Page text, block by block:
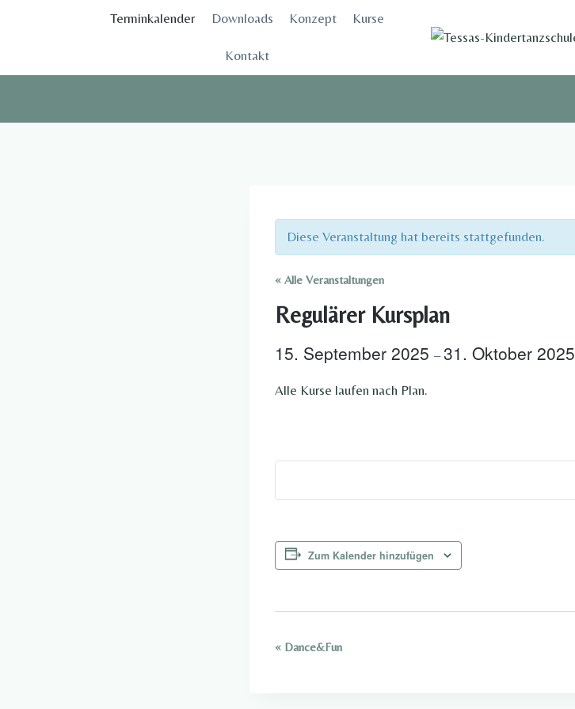
Terminkalender Downloads Konzept Kurse
Kontakt
Diese Veranstaltung hat bereits stattgefunden.
« Alle Veranstaltungen
Regulärer Kursplan
15. September 2025 –31. Oktober 2025
Alle Kurse laufen nach Plan.
Zum Kalender hinzufügen
Veranstaltung-
« Dance&Fun